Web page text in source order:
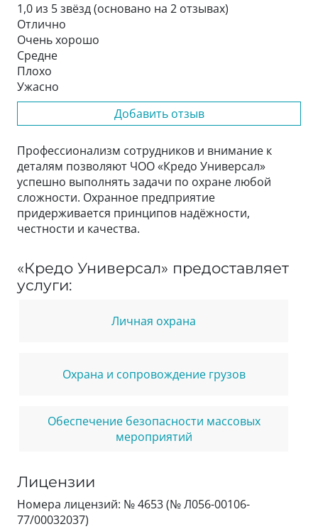
1,0 из 5 звёзд (основано на 2 отзывах)
Отлично
Очень хорошо
Средне
Плохо
Ужасно
Добавить отзыв
Профессионализм сотрудников и внимание к
деталям позволяют ЧОО «Кредо Универсал»
успешно выполнять задачи по охране любой
сложности. Охранное предприятие
придерживается принципов надёжности,
честности и качества.
«Кредо Универсал» предоставляет
услуги:
Личная охрана
Охрана и сопровождение грузов
Обеспечение безопасности массовых
мероприятий
Лицензии
Номера лицензий: № 4653 (№ Л056-00106-
77/00032037)